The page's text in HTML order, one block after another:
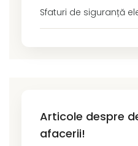
Sfaturi de siguranță
Articole despre
afacerii!